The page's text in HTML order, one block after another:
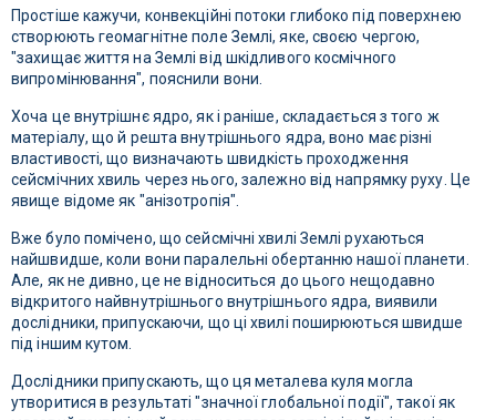
Простіше кажучи, конвекційні потоки глибоко під поверхнею
створюють геомагнітне поле Землі, яке, своєю чергою,
"захищає життя на Землі від шкідливого космічного
випромінювання", пояснили вони.
Хоча це внутрішнє ядро, як і раніше, складається з того ж
матеріалу, що й решта внутрішнього ядра, воно має різні
властивості, що визначають швидкість проходження
сейсмічних хвиль через нього, залежно від напрямку руху. Це
явище відоме як "анізотропія".
Вже було помічено, що сейсмічні хвилі Землі рухаються
найшвидше, коли вони паралельні обертанню нашої планети.
Але, як не дивно, це не відноситься до цього нещодавно
відкритого найвнутрішнього внутрішнього ядра, виявили
дослідники, припускаючи, що ці хвилі поширюються швидше
під іншим кутом.
Дослідники припускають, що ця металева куля могла
утворитися в результаті "значної глобальної події", такої як